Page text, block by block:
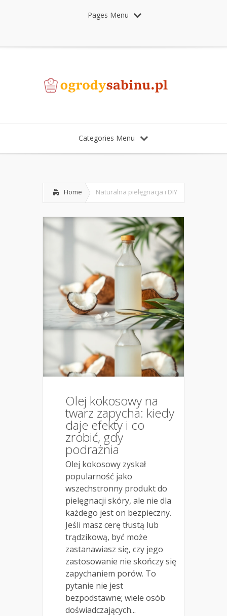
Pages Menu
Categories Menu
Home Naturalna pielęgnacja i DIY
Olej kokosowy na
twarz zapycha: kiedy
daje efekty i co
zrobić, gdy
podrażnia
Olej kokosowy zyskał
popularność jako
wszechstronny produkt do
pielęgnacji skóry, ale nie dla
każdego jest on bezpieczny.
Jeśli masz cerę tłustą lub
trądzikową, być może
zastanawiasz się, czy jego
zastosowanie nie skończy się
zapychaniem porów. To
pytanie nie jest
bezpodstawne; wiele osób
doświadczających...